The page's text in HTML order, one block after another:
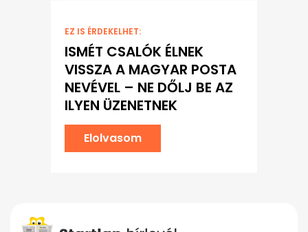
EZ IS ÉRDEKELHET:
ISMÉT CSALÓK ÉLNEK
VISSZA A MAGYAR POSTA
NEVÉVEL – NE DŐLJ BE AZ
ILYEN ÜZENETNEK
Elolvasom